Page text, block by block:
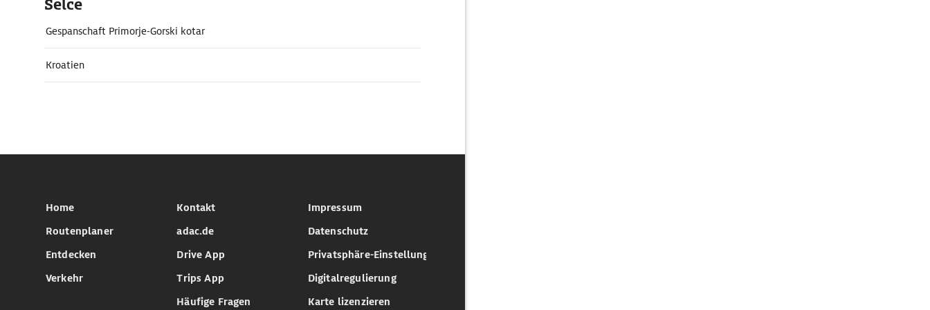
Selce
Gespanschaft Primorje-Gorski kotar
Kroatien
Home
Routenplaner
Entdecken
Verkehr
Kontakt
adac.de
Drive App
Trips App
Häufige Fragen
Impressum
Datenschutz
Privatsphäre-Einstellungen
Digitalregulierung
Karte lizenzieren